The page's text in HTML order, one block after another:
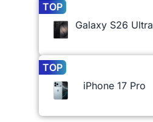
TOP
Galaxy S26 Ultra
TOP
iPhone 17 Pro